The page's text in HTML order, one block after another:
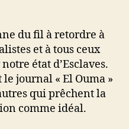
du fil à retordre à
et à tous ceux
état d’Esclaves.
journal « El Ouma »
qui prêchent la
comme idéal.